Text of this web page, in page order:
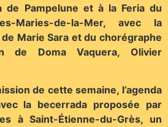
de Pampelune et à la Feria du
Maries-de-la-Mer, avec la
Marie Sara et du chorégraphe
de Doma Vaquera, Olivier
de cette semaine, l’agenda
la becerrada proposée par
à Saint-Étienne-du-Grès, un